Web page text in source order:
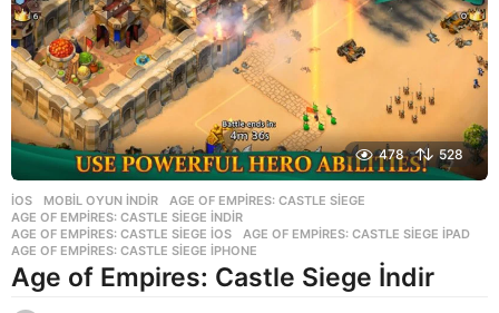
478 528
İOS ,MOBIL OYUN INDIR AGE OF EMPIRES: CASTLE SIEGE
AGE OF EMPIRES: CASTLE SIEGE INDIR
AGE OF EMPIRES: CASTLE SIEGE IOS
,AGE OF EMPIRES: CASTLE SIEGE IPAD
AGE OF EMPIRES: CASTLE SIEGE IPHONE
Age of Empires: Castle Siege İndir